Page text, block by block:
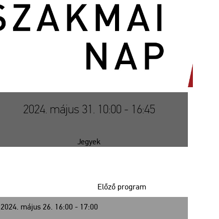
2024. május 31. 10:00 - 16:45
Jegyek
2024. május 26. 16:00 - 17:00
Előző program